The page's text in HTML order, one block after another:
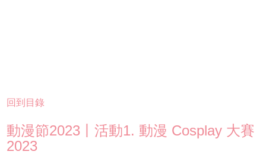
回到目錄
動漫節2023丨活動1. 動漫 Cosplay 大賽
2023